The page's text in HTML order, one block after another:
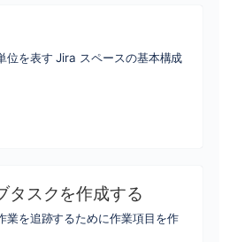
位を表す Jira スペースの基本構成
タスクを作成する
業を追跡するために作業項目を作